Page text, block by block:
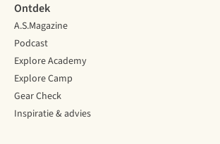
Ontdek
A.S.Magazine
Podcast
Explore Academy
Explore Camp
Gear Check
Inspiratie & advies